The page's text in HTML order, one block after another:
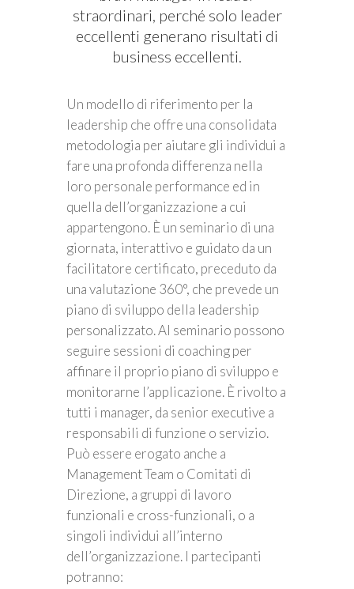
straordinari, perché solo leader
eccellenti generano risultati di
business eccellenti.
Un modello di riferimento per la
leadership che offre una consolidata
metodologia per aiutare gli individui a
fare una profonda differenza nella
loro personale performance ed in
quella dell’organizzazione a cui
appartengono. È un seminario di una
giornata, interattivo e guidato da un
facilitatore certificato, preceduto da
una valutazione 360°, che prevede un
piano di sviluppo della leadership
personalizzato. Al seminario possono
seguire sessioni di coaching per
affinare il proprio piano di sviluppo e
monitorarne l’applicazione. È rivolto a
tutti i manager, da senior executive a
responsabili di funzione o servizio.
Può essere erogato anche a
Management Team o Comitati di
Direzione, a gruppi di lavoro
funzionali e cross-funzionali, o a
singoli individui all’interno
dell’organizzazione. I partecipanti
potranno: